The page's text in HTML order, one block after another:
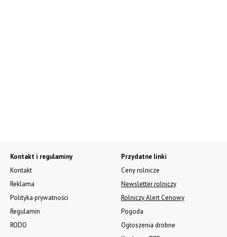
Kontakt i regulaminy
Kontakt
Reklama
Polityka prywatności
Regulamin
RODO
Przydatne linki
Ceny rolnicze
Newsletter rolniczy
Rolniczy Alert Cenowy
Pogoda
Ogłoszenia drobne